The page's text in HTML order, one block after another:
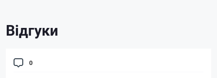
Відгуки
0